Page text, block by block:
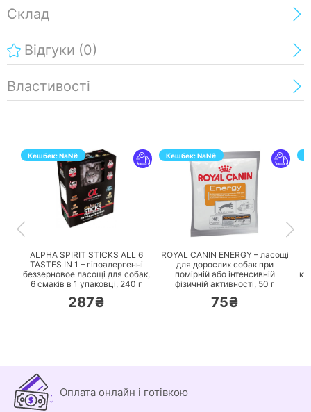
Склад
Відгуки (0)
Властивості
Кешбек:NaN₴
ПЕРЕЙТИ
ALPHA SPIRIT STICKS ALL 6
TASTES IN 1 – гіпоалергенні
беззерновое ласощі для собак,
6 смаків в 1 упаковці, 240 г
287₴
Кешбек:NaN₴
ПЕРЕЙТИ
ROYAL CANIN ENERGY – ласощі
для дорослих собак при
помірній або інтенсивній
фізичній активності, 50 г
75₴
Оплата онлайн і готівкою